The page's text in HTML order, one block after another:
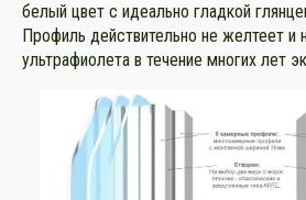
белый цвет с идеально гладкой
Профиль действительно не желтеет и
ультрафиолета в течение многих лет